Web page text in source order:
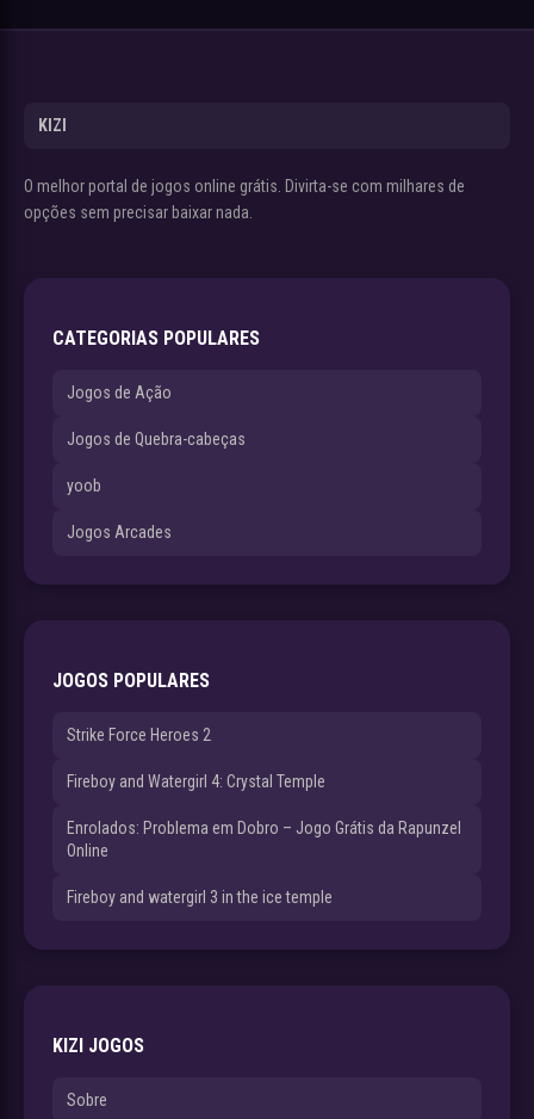
KIZI
O melhor portal de jogos online grátis. Divirta-se com milhares de
opções sem precisar baixar nada.
CATEGORIAS POPULARES
Jogos de Ação
Jogos de Quebra-cabeças
yoob
Jogos Arcades
JOGOS POPULARES
Strike Force Heroes 2
Fireboy and Watergirl 4: Crystal Temple
Enrolados: Problema em Dobro – Jogo Grátis da Rapunzel
Online
Fireboy and watergirl 3 in the ice temple
KIZI JOGOS
Sobre